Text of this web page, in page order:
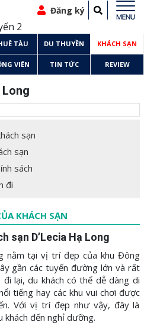
Đăng ký
TÀU DU THUYỀN KHÁCH SẠN
VIÊN TIN TỨC REVIEW
Long
sạn
sạn
sách
đi
KHÁCH SẠN
sạn D’Lecia Hạ Long
nằm tại vị trí đẹp của khu Đông
gần các tuyến đường lớn và rất
lại, du khách có thể dễ dàng di
tiếng hay các khu vui chơi được
Với vị trí đẹp như vậy, đây là
khách đến nghỉ dưỡng.